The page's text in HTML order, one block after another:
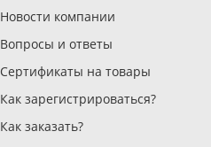
Новости компании
Вопросы и ответы
Сертификаты на товары
Как зарегистрироваться?
Как заказать?